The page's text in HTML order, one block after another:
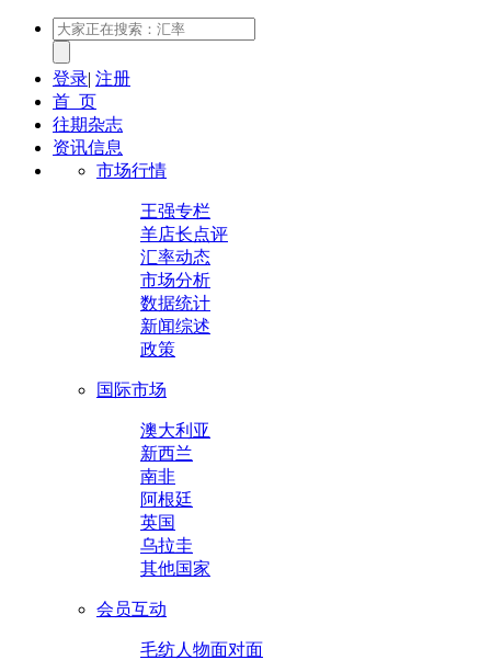
登录| 注册
首 页
往期杂志
资讯信息
市场行情
王强专栏
羊店长点评
汇率动态
市场分析
数据统计
新闻综述
政策
国际市场
澳大利亚
新西兰
南非
阿根廷
英国
乌拉圭
其他国家
会员互动
毛纺人物面对面